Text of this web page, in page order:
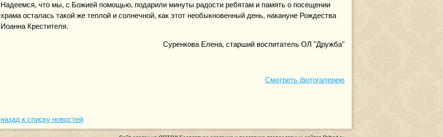
Надеемся, что мы, с Божией помощью, подарили минуты радости ребятам и память о посещении
храма осталась такой же теплой и солнечной, как этот необыкновенный день, накануне Рождества
Иоанна Крестителя.
Суренкова Елена, старший воспитатель ОЛ "Дружба"
Cмотреть фотогалерею
назад к списку новостей